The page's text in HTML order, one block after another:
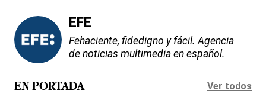
EFE
Fehaciente, fidedigno y fácil. Agencia
de noticias multimedia en español.
EN PORTADA Ver todos